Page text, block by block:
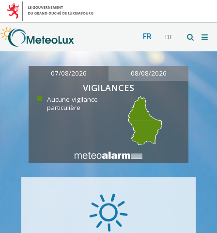
FR DE
07/08/2026 08/08/2026
VIGILANCES
Aucune vigilance
particulière